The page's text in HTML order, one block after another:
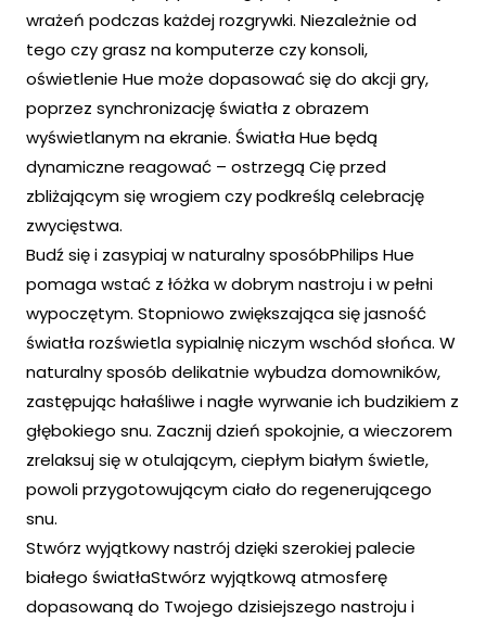
wrażeń podczas każdej rozgrywki. Niezależnie od
tego czy grasz na komputerze czy konsoli,
oświetlenie Hue może dopasować się do akcji gry,
poprzez synchronizację światła z obrazem
wyświetlanym na ekranie. Światła Hue będą
dynamiczne reagować – ostrzegą Cię przed
zbliżającym się wrogiem czy podkreślą celebrację
zwycięstwa.
Budź się i zasypiaj w naturalny sposóbPhilips Hue
pomaga wstać z łóżka w dobrym nastroju i w pełni
wypoczętym. Stopniowo zwiększająca się jasność
światła rozświetla sypialnię niczym wschód słońca. W
naturalny sposób delikatnie wybudza domowników,
zastępując hałaśliwe i nagłe wyrwanie ich budzikiem z
głębokiego snu. Zacznij dzień spokojnie, a wieczorem
zrelaksuj się w otulającym, ciepłym białym świetle,
powoli przygotowującym ciało do regenerującego
snu.
Stwórz wyjątkowy nastrój dzięki szerokiej palecie
białego światłaStwórz wyjątkową atmosferę
dopasowaną do Twojego dzisiejszego nastroju i